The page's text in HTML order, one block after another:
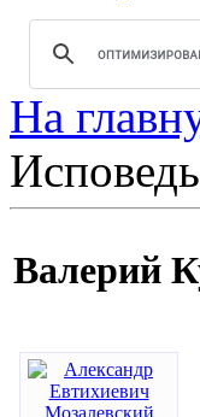
На
Исповедь
Валерий